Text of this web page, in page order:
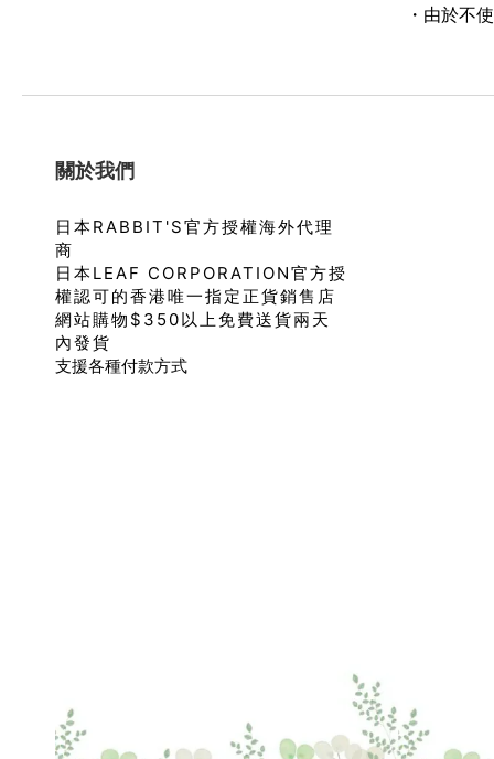
・由於不
關於我們
日本RABBIT'S官方授權海外代理
商
日本LEAF CORPORATION官方授
權認可的香港唯一指定正貨銷售店
網站購物$350以上免費送貨兩天
內發貨
支援各種付款方式